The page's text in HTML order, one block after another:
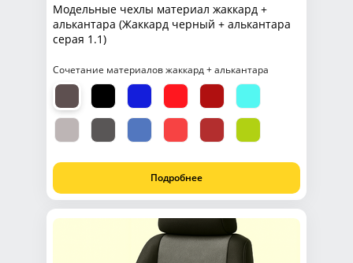
Модельные чехлы материал жаккард +
алькантара (Жаккард черный + алькантара
серая 1.1)
Сочетание материалов жаккард + алькантара
Подробнее